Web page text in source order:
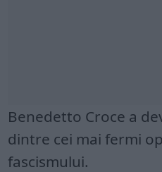
Benedetto Croce a
dintre cei mai fermi
fascismului.